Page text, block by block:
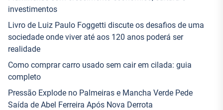
investimentos
Livro de Luiz Paulo Foggetti discute os desafios de uma
sociedade onde viver até aos 120 anos poderá ser
realidade
Como comprar carro usado sem cair em cilada: guia
completo
Pressão Explode no Palmeiras e Mancha Verde Pede
Saída de Abel Ferreira Após Nova Derrota